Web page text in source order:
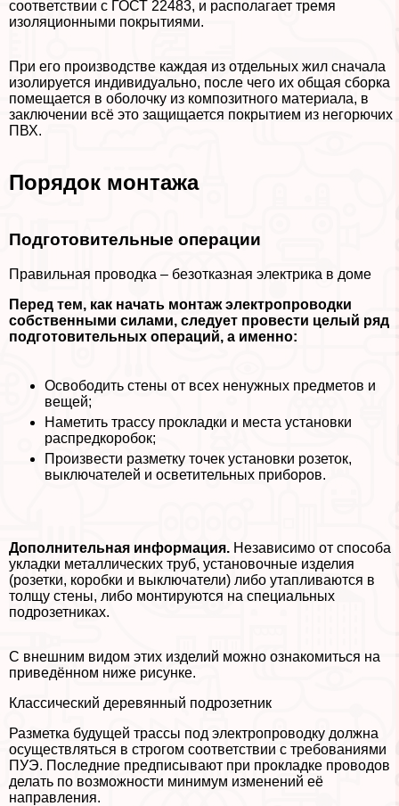
соответствии с ГОСТ 22483, и располагает тремя
изоляционными покрытиями.
При его производстве каждая из отдельных жил сначала
изолируется индивидуально, после чего их общая сборка
помещается в оболочку из композитного материала, в
заключении всё это защищается покрытием из негорючих
ПВХ.
Порядок монтажа
Подготовительные операции
Правильная проводка – безотказная электрика в доме
Перед тем, как начать монтаж электропроводки
собственными силами, следует провести целый ряд
подготовительных операций, а именно:
Освободить стены от всех ненужных предметов и
вещей;
Наметить трассу прокладки и места установки
распредкоробок;
Произвести разметку точек установки розеток,
выключателей и осветительных приборов.
Дополнительная информация. Независимо от способа
укладки металлических труб, установочные изделия
(розетки, коробки и выключатели) либо утапливаются в
толщу стены, либо монтируются на специальных
подрозетниках.
С внешним видом этих изделий можно ознакомиться на
приведённом ниже рисунке.
Классический деревянный подрозетник
Разметка будущей трассы под электропроводку должна
осуществляться в строгом соответствии с требованиями
ПУЭ. Последние предписывают при прокладке проводов
делать по возможности минимум изменений её
направления.